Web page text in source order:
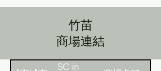
竹苗
​商場連結
SC in